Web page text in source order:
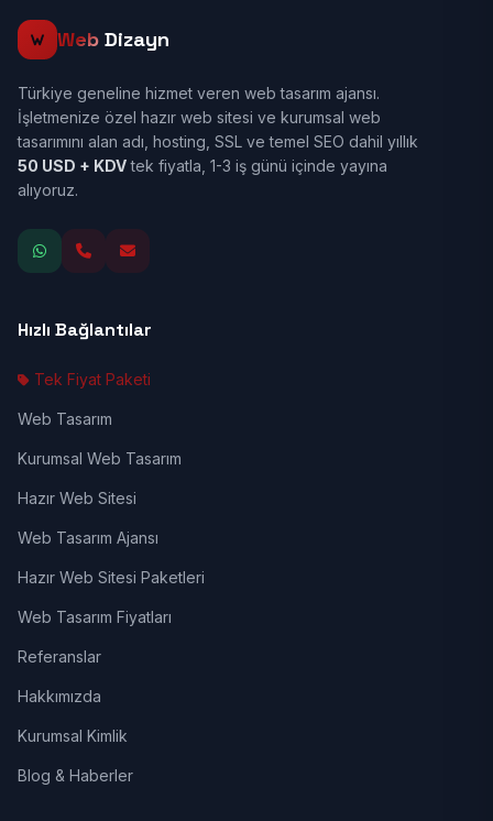
Web Dizayn
Türkiye geneline hizmet veren web tasarım ajansı.
İşletmenize özel hazır web sitesi ve kurumsal web
tasarımını alan adı, hosting, SSL ve temel SEO dahil yıllık
50 USD + KDVtek fiyatla, 1-3 iş günü içinde yayına
alıyoruz.
Hızlı Bağlantılar
Tek Fiyat Paketi
Web Tasarım
Kurumsal Web Tasarım
Hazır Web Sitesi
Web Tasarım Ajansı
Hazır Web Sitesi Paketleri
Web Tasarım Fiyatları
Referanslar
Hakkımızda
Kurumsal Kimlik
Blog & Haberler